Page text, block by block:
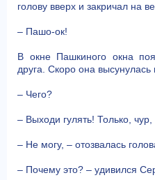
голову вверх и закричал на
– Пашо-ок!
В окне Пашкиного окна
друга. Скоро она высунулась
– Чего?
– Выходи гулять! Только, чур,
– Не могу, – отозвалась
– Почему это? – удивился